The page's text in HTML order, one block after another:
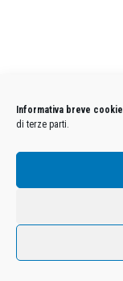
Informativa breve cookie
di terze parti.